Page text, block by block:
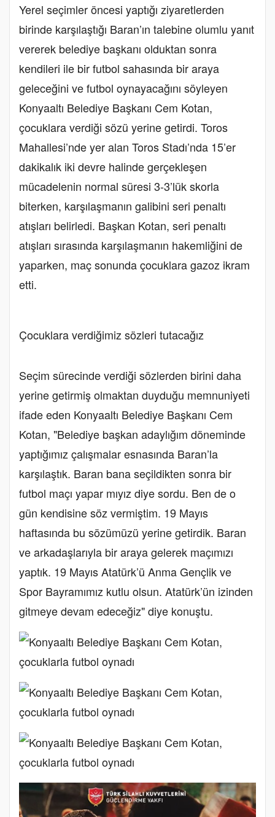
Yerel seçimler öncesi yaptığı ziyaretlerden
birinde karşılaştığı Baran’ın talebine olumlu yanıt
vererek belediye başkanı olduktan sonra
kendileri ile bir futbol sahasında bir araya
geleceğini ve futbol oynayacağını söyleyen
Konyaaltı Belediye Başkanı Cem Kotan,
çocuklara verdiği sözü yerine getirdi. Toros
Mahallesi’nde yer alan Toros Stadı’nda 15’er
dakikalık iki devre halinde gerçekleşen
mücadelenin normal süresi 3-3’lük skorla
biterken, karşılaşmanın galibini seri penaltı
atışları belirledi. Başkan Kotan, seri penaltı
atışları sırasında karşılaşmanın hakemliğini de
yaparken, maç sonunda çocuklara gazoz ikram
etti.
Çocuklara verdiğimiz sözleri tutacağız
Seçim sürecinde verdiği sözlerden birini daha
yerine getirmiş olmaktan duyduğu memnuniyeti
ifade eden Konyaaltı Belediye Başkanı Cem
Kotan, "Belediye başkan adaylığım döneminde
yaptığımız çalışmalar esnasında Baran’la
karşılaştık. Baran bana seçildikten sonra bir
futbol maçı yapar mıyız diye sordu. Ben de o
gün kendisine söz vermiştim. 19 Mayıs
haftasında bu sözümüzü yerine getirdik. Baran
ve arkadaşlarıyla bir araya gelerek maçımızı
yaptık. 19 Mayıs Atatürk’ü Anma Gençlik ve
Spor Bayramımız kutlu olsun. Atatürk’ün izinden
gitmeye devam edeceğiz" diye konuştu.